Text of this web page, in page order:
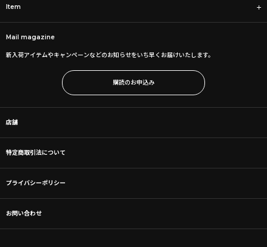
Item
Mail magazine
新入荷アイテムやキャンペーンなどのお知らせをいち早くお届けいたします。
購読のお申込み
店舗
特定商取引法について
プライバシーポリシー
お問い合わせ